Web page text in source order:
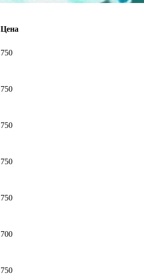
Цена
750
750
750
750
750
700
750